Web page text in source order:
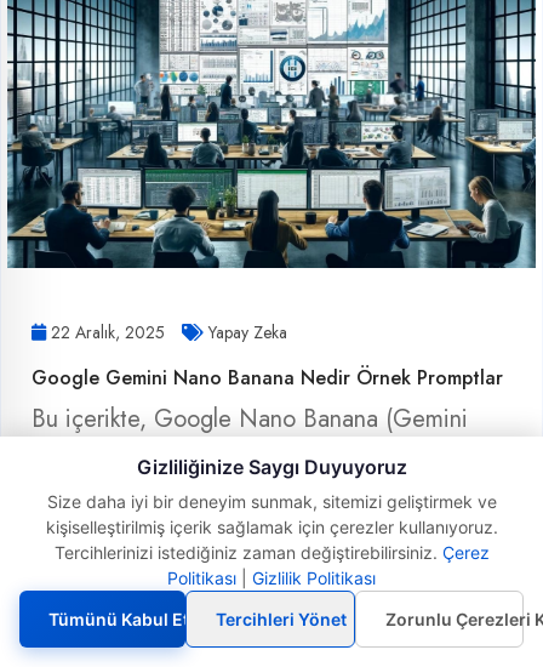
22 Aralık, 2025 Yapay Zeka
Google Gemini Nano Banana Nedir Örnek Promptlar
Bu içerikte, Google Nano Banana (Gemini
görsel yetenekleri) ile ürün, sosya..
İncele
Gizliliğinize Saygı Duyuyoruz
Size daha iyi bir deneyim sunmak, sitemizi geliştirmek ve
kişiselleştirilmiş içerik sağlamak için çerezler kullanıyoruz.
Tercihlerinizi istediğiniz zaman değiştirebilirsiniz. Çerez
Politikası
Gizlilik Politikası
Tümünü Kabul Et
Tercihleri Yönet Zorunlu Çerezleri